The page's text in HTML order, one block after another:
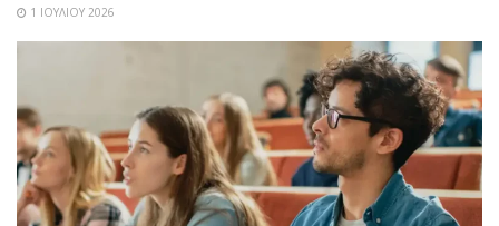
1 ΙΟΥΛΊΟΥ 2026